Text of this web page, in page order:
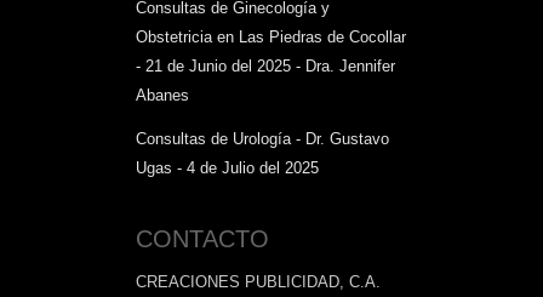
Consultas de Ginecología y
Obstetricia en Las Piedras de Cocollar
- 21 de Junio del 2025 - Dra. Jennifer
Abanes
Consultas de Urología - Dr. Gustavo
Ugas - 4 de Julio del 2025
CONTACTO
CREACIONES PUBLICIDAD, C.A.